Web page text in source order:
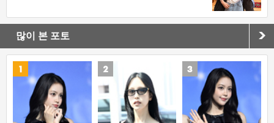
많이 본 포토